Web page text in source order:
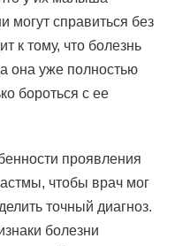
могут справиться без
к тому, что болезнь
она уже полностью
бороться с ее
проявления
чтобы врач мог
точный диагноз.
болезни